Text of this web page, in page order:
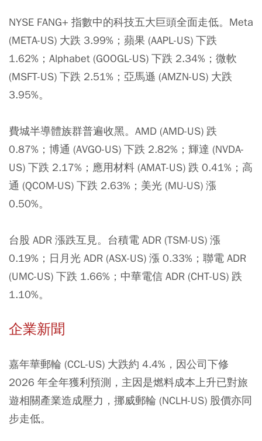
NYSE FANG+ 指數中的科技五大巨頭全面走低。Meta
(META-US) 大跌 3.99%；蘋果 (AAPL-US) 下跌
1.62%；Alphabet (GOOGL-US) 下跌 2.34%；微軟
(MSFT-US) 下跌 2.51%；亞馬遜 (AMZN-US) 大跌
3.95%。
費城半導體族群普遍收黑。AMD (AMD-US) 跌
0.87%；博通 (AVGO-US) 下跌 2.82%；輝達 (NVDA-
US) 下跌 2.17%；應用材料 (AMAT-US) 跌 0.41%；高
通 (QCOM-US) 下跌 2.63%；美光 (MU-US) 漲
0.50%。
台股 ADR 漲跌互見。台積電 ADR (TSM-US) 漲
0.19%；日月光 ADR (ASX-US) 漲 0.33%；聯電 ADR
(UMC-US) 下跌 1.66%；中華電信 ADR (CHT-US) 跌
1.10%。
企業新聞
嘉年華郵輪 (CCL-US) 大跌約 4.4%，因公司下修
2026 年全年獲利預測，主因是燃料成本上升已對旅
遊相關產業造成壓力，挪威郵輪 (NCLH-US) 股價亦同
步走低。